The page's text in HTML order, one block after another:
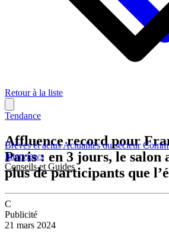
Brèves et actusActualités du secteur
Interviews
Conseils et Guides
Retour à la liste
Tendance
Affluence record pour
Paris : en 3 jours, le salon
plus de participants que
C
Publicité
21 mars 2024